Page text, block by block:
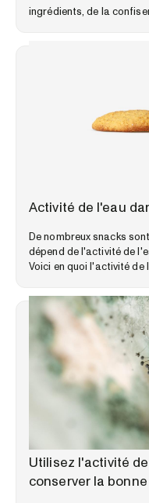
ingrédients, de la
Activité de l'eau
De nombreux snacks
dépend de l'activité de
Voici en quoi l'activité de
Utilisez l'activité
conserver la